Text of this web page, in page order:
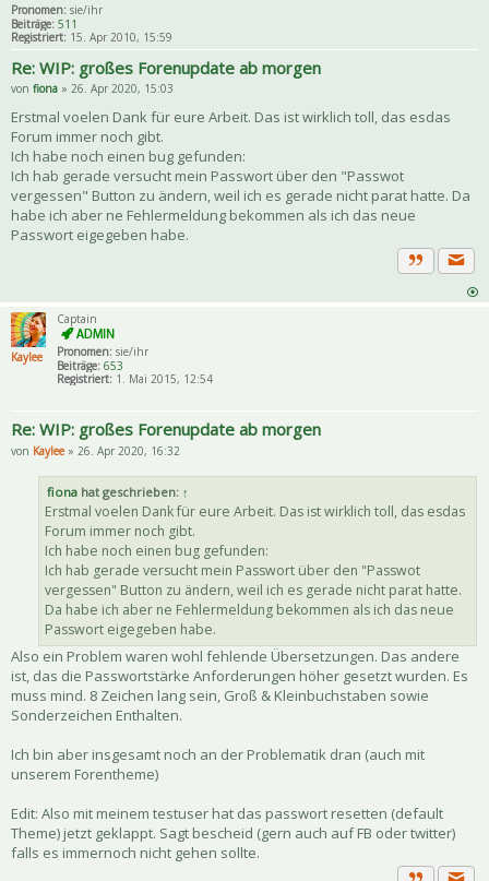
Pronomen: sie/ihr
Beiträge: 511
Registriert: 15. Apr 2010, 15:59
Re: WIP: großes Forenupdate ab morgen
von fiona » 26. Apr 2020, 15:03
Erstmal voelen Dank für eure Arbeit. Das ist wirklich toll, das esdas
Forum immer noch gibt.
Ich habe noch einen bug gefunden:
Ich hab gerade versucht mein Passwort über den "Passwot
vergessen" Button zu ändern, weil ich es gerade nicht parat hatte. Da
habe ich aber ne Fehlermeldung bekommen als ich das neue
Passwort eigegeben habe.
Zitat
Kaylee
Captain
Pronomen: sie/ihr
Beiträge: 653
Registriert: 1. Mai 2015, 12:54
Re: WIP: großes Forenupdate ab morgen
von Kaylee » 26. Apr 2020, 16:32
fiona hat geschrieben: ↑
Erstmal voelen Dank für eure Arbeit. Das ist wirklich toll, das esdas
Forum immer noch gibt.
Ich habe noch einen bug gefunden:
Ich hab gerade versucht mein Passwort über den "Passwot
vergessen" Button zu ändern, weil ich es gerade nicht parat hatte.
Da habe ich aber ne Fehlermeldung bekommen als ich das neue
Passwort eigegeben habe.
Also ein Problem waren wohl fehlende Übersetzungen. Das andere
ist, das die Passwortstärke Anforderungen höher gesetzt wurden. Es
muss mind. 8 Zeichen lang sein, Groß & Kleinbuchstaben sowie
Sonderzeichen Enthalten.
Ich bin aber insgesamt noch an der Problematik dran (auch mit
unserem Forentheme)
Edit: Also mit meinem testuser hat das passwort resetten (default
Theme) jetzt geklappt. Sagt bescheid (gern auch auf FB oder twitter)
falls es immernoch nicht gehen sollte.